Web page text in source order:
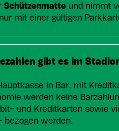
Schützenmatte und nimmt
mit einer gültigen
gibt es im
in Bar, mit
werden keine
und Kreditkarten sowie
bezogen werden.